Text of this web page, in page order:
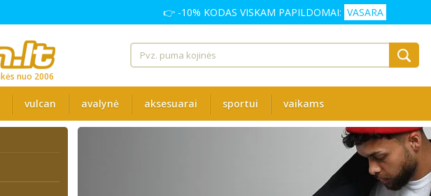
👉 -10% KODAS VISKAM PAPILDOMAI: VASARA
nuo 2006
vulcan avalynė aksesuarai sportui vaikams